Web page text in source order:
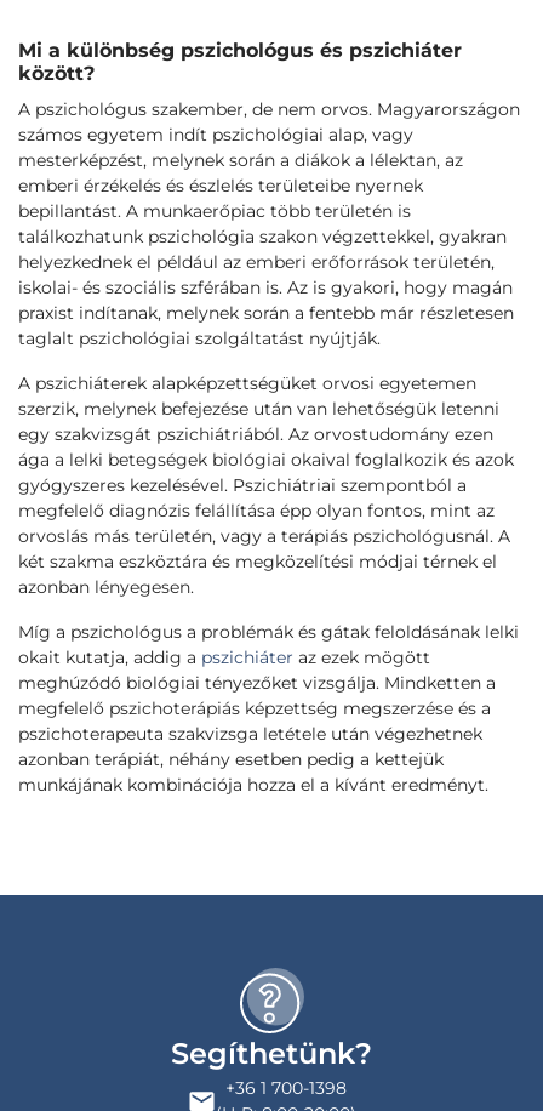
Mi a különbség pszichológus és pszichiáter
között?
A pszichológus szakember, de nem orvos. Magyarországon
számos egyetem indít pszichológiai alap, vagy
mesterképzést, melynek során a diákok a lélektan, az
emberi érzékelés és észlelés területeibe nyernek
bepillantást. A munkaerőpiac több területén is
találkozhatunk pszichológia szakon végzettekkel, gyakran
helyezkednek el például az emberi erőforrások területén,
iskolai- és szociális szférában is. Az is gyakori, hogy magán
praxist indítanak, melynek során a fentebb már részletesen
taglalt pszichológiai szolgáltatást nyújtják.
A pszichiáterek alapképzettségüket orvosi egyetemen
szerzik, melynek befejezése után van lehetőségük letenni
egy szakvizsgát pszichiátriából. Az orvostudomány ezen
ága a lelki betegségek biológiai okaival foglalkozik és azok
gyógyszeres kezelésével. Pszichiátriai szempontból a
megfelelő diagnózis felállítása épp olyan fontos, mint az
orvoslás más területén, vagy a terápiás pszichológusnál. A
két szakma eszköztára és megközelítési módjai térnek el
azonban lényegesen.
Míg a pszichológus a problémák és gátak feloldásának lelki
okait kutatja, addig a pszichiáter az ezek mögött
meghúzódó biológiai tényezőket vizsgálja. Mindketten a
megfelelő pszichoterápiás képzettség megszerzése és a
pszichoterapeuta szakvizsga letétele után végezhetnek
azonban terápiát, néhány esetben pedig a kettejük
munkájának kombinációja hozza el a kívánt eredményt.
Segíthetünk?
+36 1 700-1398